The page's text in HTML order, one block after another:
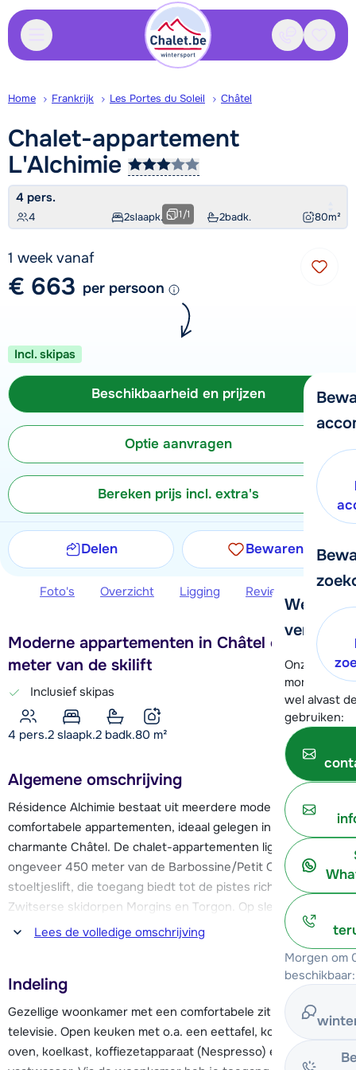
Contact
We
verder!
Onze
moment
wel alvast
gebruiken:
Morgen om
beschikbaar:
Home Frankrijk Les Portes du Soleil Châtel
Chalet-appartement
L'Alchimie
4 pers.
4 2slaapk. 2badk. 80m²
1/1
1 week vanaf
€ 663 per persoon
Incl. skipas
Beschikbaarheid en prijzen
Optie aanvragen
Bereken prijs incl. extra's
Delen Bewaren
Foto's Overzicht Ligging Reviews
Moderne appartementen in Châtel op 450
meter van de skilift
Inclusief skipas
4 pers.2 slaapk.2 badk.80 m²
Algemene omschrijving
Résidence Alchimie bestaat uit meerdere moderne en
comfortabele appartementen, ideaal gelegen in het
charmante Châtel. De chalet-appartementen liggen op
ongeveer 450 meter van de Barbossine/Petit Châtel-
stoeltjeslift, die toegang biedt tot de pistes richting de
Zwitserse skidorpen Morgins en Torgon. Op slechts 100
meter van de accommodatie stopt de skibus, deze vertrekt
ongeveer elke 20 minuten en brengt je gemakkelijk naar het
levendige centrum van Châtel, waar je ook de Super Châtel-
cabinelift vindt. Ook de Linga-stoeltjeslift is eenvoudig te
bereiken met de bus, waardoor je volop kunt genieten van
dit veelzijdige skigebied. Résidence Alchimie is daarmee een
uitstekende uitvalsbasis om volop te genieten van alles wat
Les Portes du Soleil te bieden heeft.
Lees de volledige omschrijving
Indeling
Gezellige woonkamer met een comfortabele zithoek en
televisie. Open keuken met o.a. een eettafel, kookplaten,
oven, koelkast, koffiezetapparaat (Nespresso) en een